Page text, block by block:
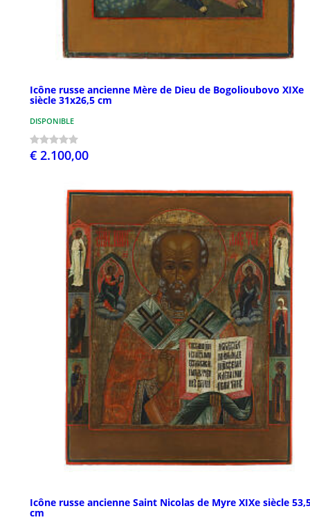
Icône russe ancienne Mère de Dieu de Bogolioubovo XIXe
siècle 31x26,5 cm
DISPONIBLE
€ 2.100,00
Icône russe ancienne Saint Nicolas de Myre XIXe siècle
cm